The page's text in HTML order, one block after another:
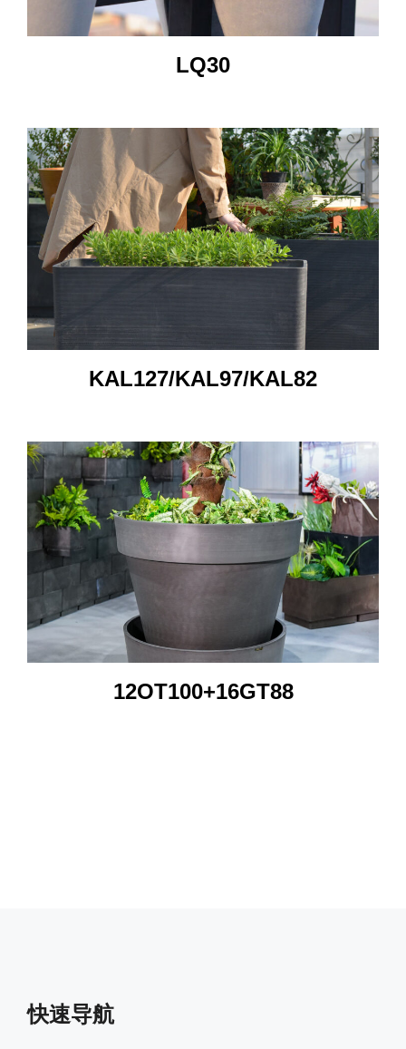
LQ30
KAL127/KAL97/KAL82
12OT100+16GT88
快速导航